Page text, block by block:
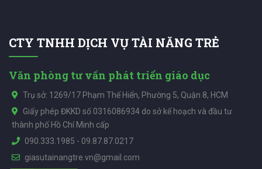
CTY TNHH DỊCH VỤ TÀI NĂNG TRẺ
Văn phòng tư vấn phát triển giáo dục
Trụ sở: 1269/17 Phạm Thế Hiển, Phường 5, Quận 8, HCM
Giấy phép ĐKKD số 0316086934 do sở kế hoạch và đầu tư
thành phố Hồ Chí Minh cấp
090.333.1985 - 09.87.87.0217
giasutainangtre.vn@gmail.com